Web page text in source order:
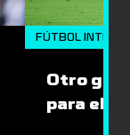
FÚTBOL
Otro gol
para el